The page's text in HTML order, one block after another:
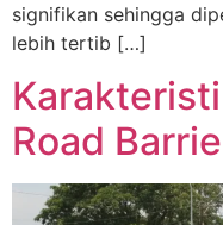
signifikan sehingga
lebih tertib […]
Road